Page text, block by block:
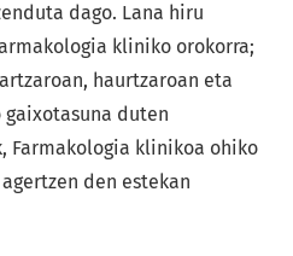
dago. Lana hiru
kliniko orokorra;
haurtzaroan eta
duten
Farmakologia klinikoa ohiko
den estekan